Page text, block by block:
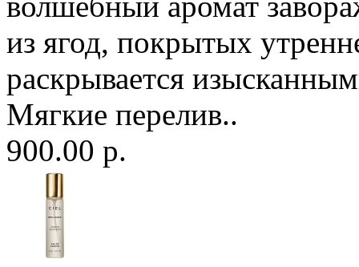
из ягод, покрытых
раскрывается
Мягкие перелив..
900.00 р.